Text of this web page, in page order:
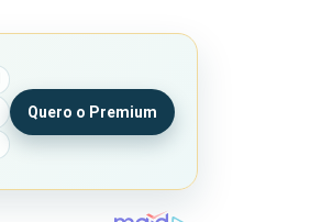
Quero o Premium